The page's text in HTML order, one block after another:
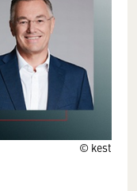
© kest